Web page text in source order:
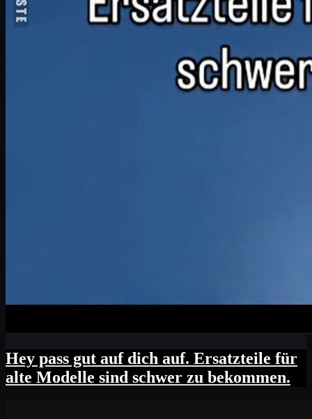
Hey pass gut auf dich auf. Ersatzteile für
alte Modelle sind schwer zu bekommen.